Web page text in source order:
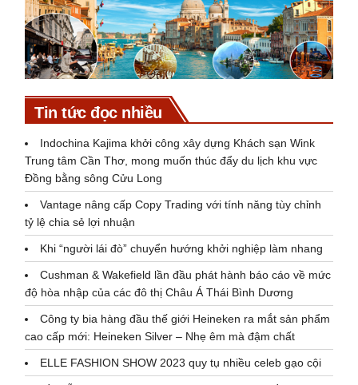
Tin tức đọc nhiều
Indochina Kajima khởi công xây dựng Khách sạn Wink
Trung tâm Cần Thơ, mong muốn thúc đẩy du lịch khu vực
Đồng bằng sông Cửu Long
Vantage nâng cấp Copy Trading với tính năng tùy chỉnh
tỷ lệ chia sẻ lợi nhuận
Khi “người lái đò” chuyển hướng khởi nghiệp làm nhang
Cushman & Wakefield lần đầu phát hành báo cáo về mức
độ hòa nhập của các đô thị Châu Á Thái Bình Dương
Công ty bia hàng đầu thế giới Heineken ra mắt sản phẩm
cao cấp mới: Heineken Silver – Nhẹ êm mà đậm chất
ELLE FASHION SHOW 2023 quy tụ nhiều celeb gạo cội